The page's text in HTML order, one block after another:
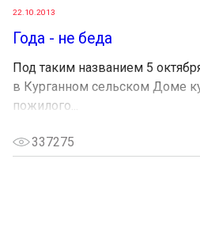
22.10.2013
Года - не беда
Под таким названием 5
в Курганном сельском Доме
пожилого...
337275